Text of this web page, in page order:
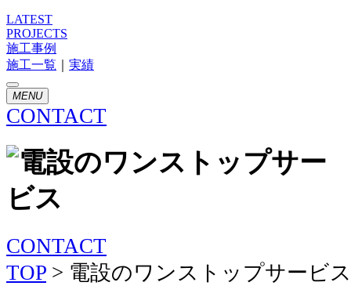
LATEST
PROJECTS
施工事例
施工一覧
実績
MENU
CONTACT
CONTACT
TOP > 電設のワンストップサービス